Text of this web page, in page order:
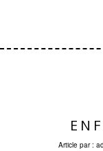
Article par :